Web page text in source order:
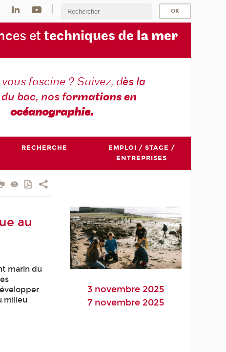
et techniques de la mer
vous fascine ? Suivez, dès la
bac, nos formations en
océanographie.
RECHERCHE
EMPLOI / STAGE /
ENTREPRISES
au
marin du
milieu
3 novembre 2025
7 novembre 2025